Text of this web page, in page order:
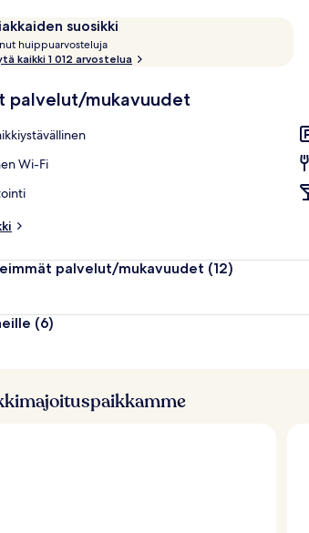
suosikki
huippuarvosteluja
a
n
u
a
r
j
kaikki 1 012 arvostelua
palvelut/mukavuudet
Wi-Fi
palvelut/mukavuudet (12)
(6)